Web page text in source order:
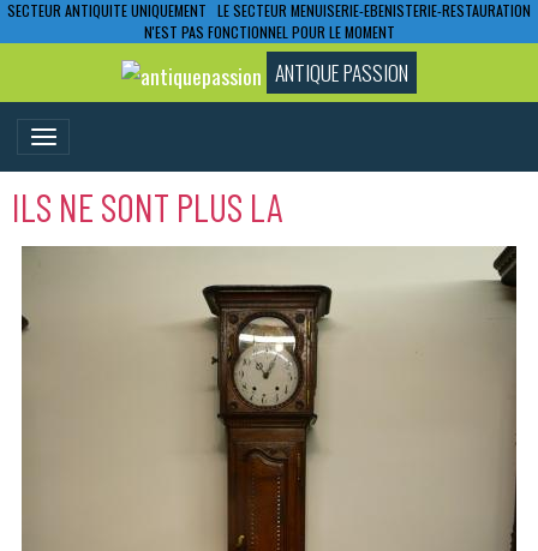
SECTEUR ANTIQUITE UNIQUEMENT LE SECTEUR MENUISERIE-EBENISTERIE-RESTAURATION
N'EST PAS FONCTIONNEL POUR LE MOMENT
ANTIQUE PASSION
ILS NE SONT PLUS LA